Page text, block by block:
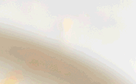
ーチ
ブログです。旬
調理スタッフの